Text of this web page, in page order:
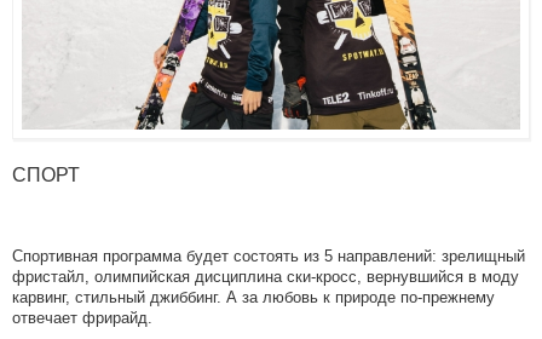
СПОРТ
Спортивная программа будет состоять из 5 направлений: зрелищный
фристайл, олимпийская дисциплина ски-кросс, вернувшийся в моду
карвинг, стильный джиббинг. А за любовь к природе по-прежнему
отвечает фрирайд.